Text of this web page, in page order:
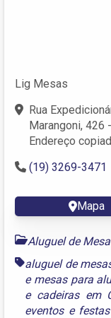
Lig Mesas
Rua
Marangoni, 426
Endereço
(19) 3269-3471
Mapa
Aluguel de
aluguel de
e mesas para
e cadeiras em
eventos e